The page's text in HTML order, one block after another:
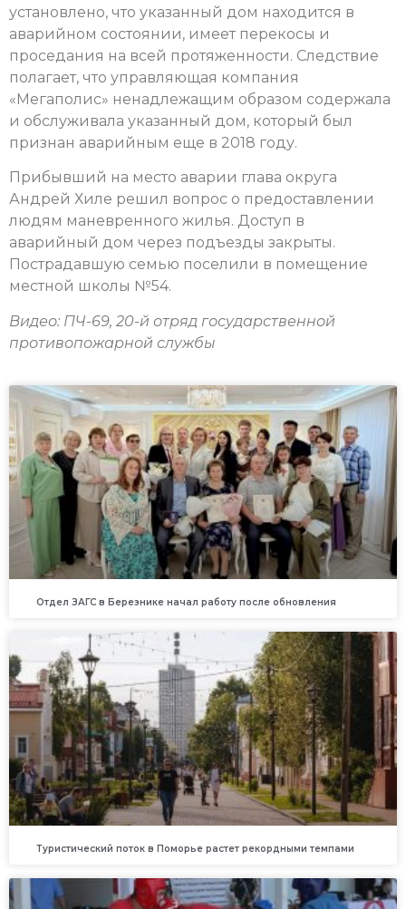
установлено, что указанный дом находится в
аварийном состоянии, имеет перекосы и
проседания на всей протяженности. Следствие
полагает, что управляющая компания
«Мегаполис» ненадлежащим образом содержала
и обслуживала указанный дом, который был
признан аварийным еще в 2018 году.
Прибывший на место аварии глава округа
Андрей Хиле решил вопрос о предоставлении
людям маневренного жилья. Доступ в
аварийный дом через подъезды закрыты.
Пострадавшую семью поселили в помещение
местной школы №54.
Видео: ПЧ-69, 20-й отряд государственной
противопожарной службы
Отдел ЗАГС в Березнике начал работу после обновления
Туристический поток в Поморье растет рекордными темпами